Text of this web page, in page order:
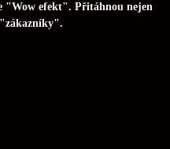
"Wow efekt". Přitáhnou nejen